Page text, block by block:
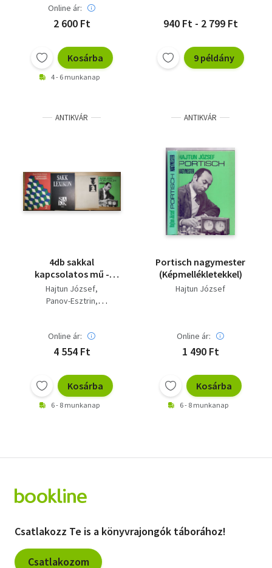
Online ár:
2 600 Ft
Kosárba
4 - 6 munkanap
940 Ft - 2 799 Ft
9 példány
ANTIKVÁR
4db sakkal
kapcsolatos mű -
Portisch nagymester,
Sakk lexikon,
sakkvilág trónusáért...
Hajtun József
Panov-Esztrin
Online ár:
4 554 Ft
Kosárba
6 - 8 munkanap
ANTIKVÁR
Portisch nagymester
(Képmellékletekkel)
Hajtun József
Online ár:
1 490 Ft
Kosárba
6 - 8 munkanap
Csatlakozz Te is a könyvrajongók táborához!
Csatlakozom